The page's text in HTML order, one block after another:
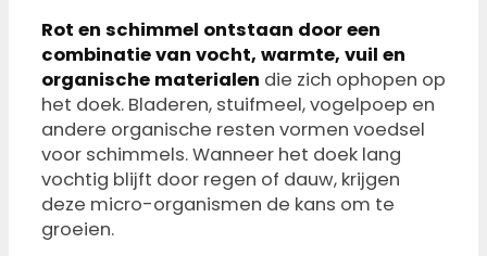
Rot en schimmel ontstaan door een
combinatie van vocht, warmte, vuil en
organische materialen die zich ophopen op
het doek. Bladeren, stuifmeel, vogelpoep en
andere organische resten vormen voedsel
voor schimmels. Wanneer het doek lang
vochtig blijft door regen of dauw, krijgen
deze micro-organismen de kans om te
groeien.